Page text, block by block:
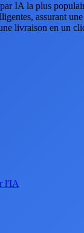
IA la plus
assurant
livraison en un
l'IA